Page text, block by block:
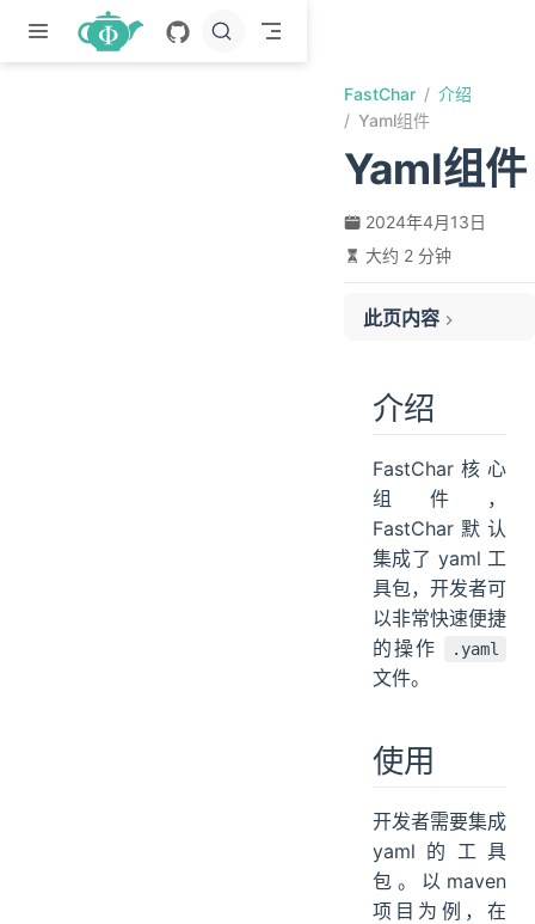
跳至主要內容
FastChar
介绍
Yaml组件
Yaml组件
2024年4月13日
大约 2 分钟
此页内容
使用
获取默认的yaml文件
自动更新到内存中
保存到本地yaml文件
介绍
FastChar核心
组件，
FastChar默认
集成了 yaml 工
具包，开发者可
以非常快速便捷
的操作
.yaml
文件。
使用
开发者需要集成
yaml的工具
包。以maven
项目为例，在